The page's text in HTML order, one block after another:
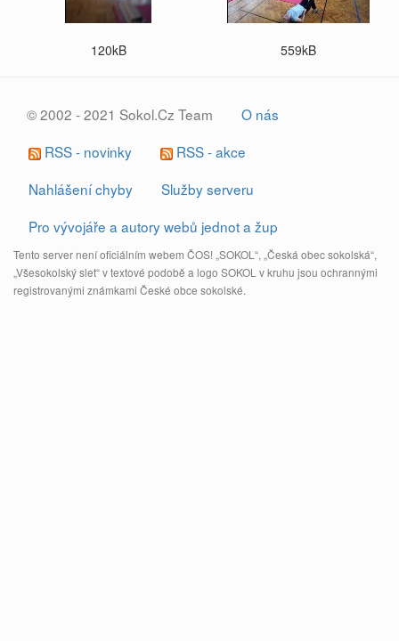
120kB 559kB
© 2002 - 2021 Sokol.Cz Team
O nás
RSS - novinky
RSS - akce
Nahlášení chyby
Služby serveru
Pro vývojáře a autory webů jednot a žup
Tento server není oficiálním webem ČOS! „SOKOL“, „Česká obec sokolská“,
„Všesokolský slet“ v textové podobě a logo SOKOL v kruhu jsou ochrannými
registrovanými známkami České obce sokolské.